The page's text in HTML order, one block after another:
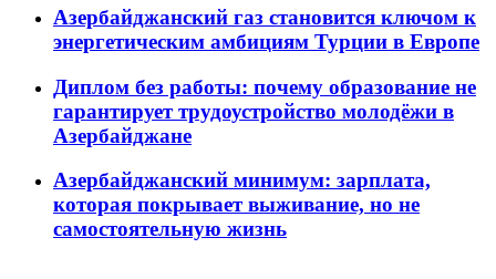
Азербайджанский газ становится ключом к
энергетическим амбициям Турции в Европе
Диплом без работы: почему образование не
гарантирует трудоустройство молодёжи в
Азербайджане
Азербайджанский минимум: зарплата,
которая покрывает выживание, но не
самостоятельную жизнь